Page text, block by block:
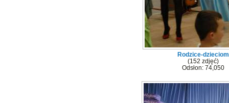
Rodzice-dzieciom
(152 zdjęć)
Odsłon: 74,050